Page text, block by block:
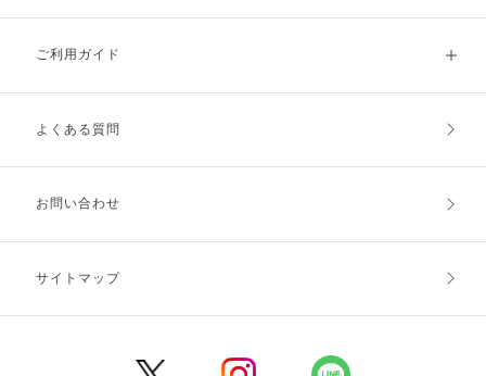
ご利用ガイド
ご利用ガイドトップ
お支払方法
キャンセル・返品・交換
よくある質問
お問い合わせ
サイトマップ